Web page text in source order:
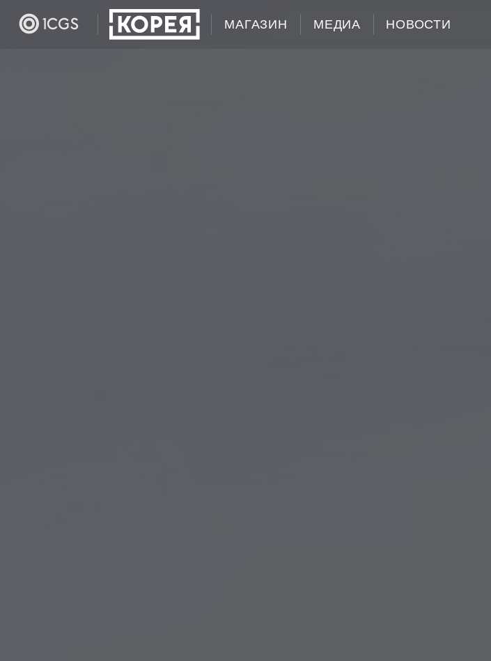
НОВОСТИ
МЕДИА
МАГАЗИН